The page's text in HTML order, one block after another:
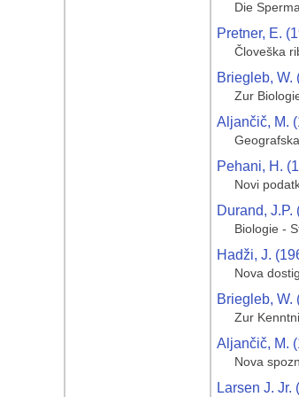
Die
Pretner, E.
Človeška
Briegleb, W.
Zur
Aljančič, M.
Pehani, H.
Novi
Durand, J.P.
Biologie -
Hadži, J.
Nova
Briegleb, W.
Zur
Aljančič, M.
Nova
Larsen J. Jr.